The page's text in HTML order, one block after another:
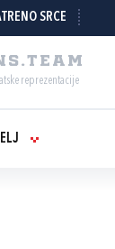
SRCE
reprezentacije